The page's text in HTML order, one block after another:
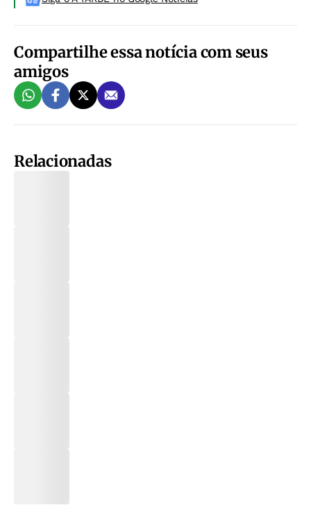
Compartilhe essa notícia com seus
amigos
Relacionadas